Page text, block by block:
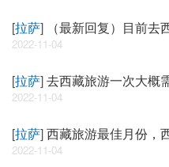
[拉萨]
（最新回复）目前
西
2022-11-04
[拉萨]去西藏旅游一次大概
2022-11-04
[拉萨]西藏旅游最佳月份，
2022-11-04